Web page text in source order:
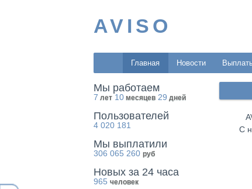
AVISO
Главная Новости
Мы работаем
7 лет 10 месяцев 29 дней
Пользователей
4 020 181
Мы выплатили
306 065 260 руб
Новых за 24 часа
965 человек
С